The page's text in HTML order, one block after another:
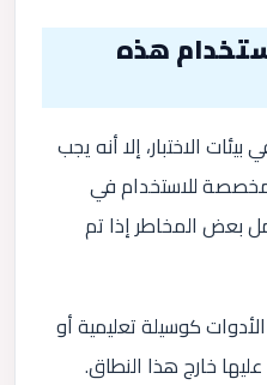
هذه
الاختبار، إلا أنه يجب
للاستخدام في
بعض المخاطر إذا تم
كوسيلة تعليمية أو
خارج هذا النطاق.